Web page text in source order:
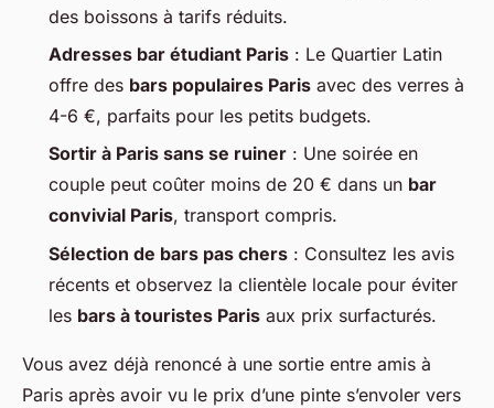
des boissons à tarifs réduits.
Adresses bar étudiant Paris : Le Quartier Latin
offre des bars populaires Paris avec des verres à
4-6 €, parfaits pour les petits budgets.
Sortir à Paris sans se ruiner : Une soirée en
couple peut coûter moins de 20 € dans un bar
convivial Paris, transport compris.
Sélection de bars pas chers : Consultez les avis
récents et observez la clientèle locale pour éviter
les bars à touristes Paris aux prix surfacturés.
Vous avez déjà renoncé à une sortie entre amis à
Paris après avoir vu le prix d’une pinte s’envoler vers